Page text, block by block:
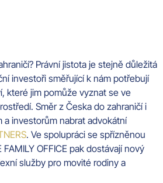
Právní jistota je stejně důležitá
investoři směřující k nám potřebují
které jim pomůže vyznat se ve
Směr z Česka do zahraničí i
a investorům nabrat advokátní
. Ve spolupráci se spřízněnou
OFFICE pak dostávají nový
služby pro movité rodiny a